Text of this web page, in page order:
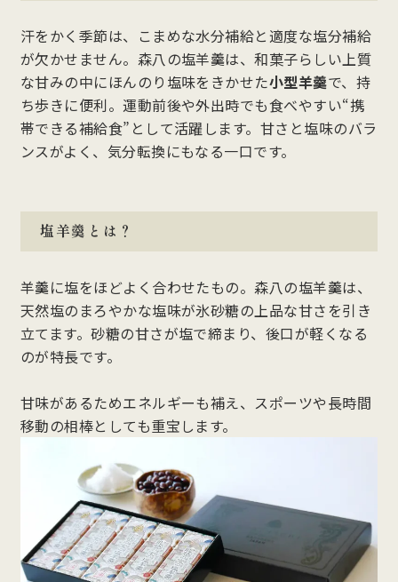
汗をかく季節は、こまめな水分補給と適度な塩分補給
が欠かせません。森八の塩羊羹は、和菓子らしい上質
な甘みの中にほんのり塩味をきかせた小型羊羹で、持
ち歩きに便利。運動前後や外出時でも食べやすい“携
帯できる補給食”として活躍します。甘さと塩味のバラ
ンスがよく、気分転換にもなる一口です。
塩羊羹とは？
羊羹に塩をほどよく合わせたもの。森八の塩羊羹は、
天然塩のまろやかな塩味が氷砂糖の上品な甘さを引き
立てます。砂糖の甘さが塩で締まり、後口が軽くなる
のが特長です。
甘味があるためエネルギーも補え、スポーツや長時間
移動の相棒としても重宝します。